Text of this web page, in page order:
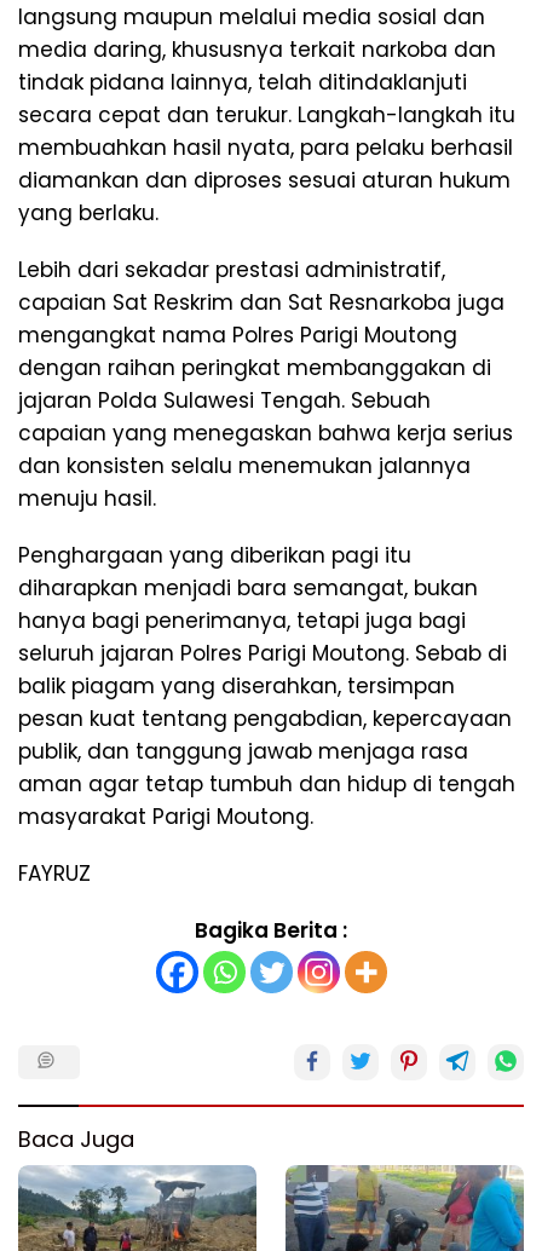
langsung maupun melalui media sosial dan
media daring, khususnya terkait narkoba dan
tindak pidana lainnya, telah ditindaklanjuti
secara cepat dan terukur. Langkah-langkah itu
membuahkan hasil nyata, para pelaku berhasil
diamankan dan diproses sesuai aturan hukum
yang berlaku.
Lebih dari sekadar prestasi administratif,
capaian Sat Reskrim dan Sat Resnarkoba juga
mengangkat nama Polres Parigi Moutong
dengan raihan peringkat membanggakan di
jajaran Polda Sulawesi Tengah. Sebuah
capaian yang menegaskan bahwa kerja serius
dan konsisten selalu menemukan jalannya
menuju hasil.
Penghargaan yang diberikan pagi itu
diharapkan menjadi bara semangat, bukan
hanya bagi penerimanya, tetapi juga bagi
seluruh jajaran Polres Parigi Moutong. Sebab di
balik piagam yang diserahkan, tersimpan
pesan kuat tentang pengabdian, kepercayaan
publik, dan tanggung jawab menjaga rasa
aman agar tetap tumbuh dan hidup di tengah
masyarakat Parigi Moutong.
FAYRUZ
Bagika Berita :
Baca Juga